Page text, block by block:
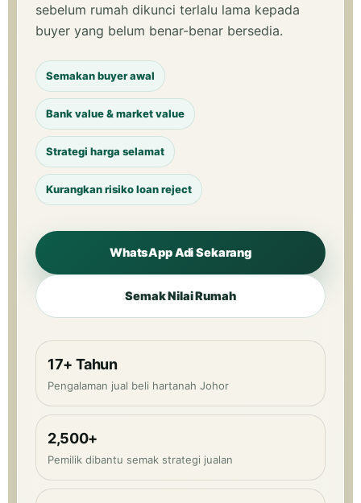
sebelum rumah dikunci terlalu lama kepada
buyer yang belum benar-benar bersedia.
Semakan buyer awal
Bank value & market value
Strategi harga selamat
Kurangkan risiko loan reject
WhatsApp Adi Sekarang
Semak Nilai Rumah
17+ Tahun
Pengalaman jual beli hartanah Johor
2,500+
Pemilik dibantu semak strategi jualan